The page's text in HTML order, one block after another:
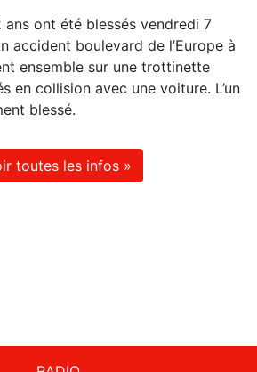
ans ont été blessés vendredi 7
accident boulevard de l’Europe à
ensemble sur une trottinette
en collision avec une voiture. L’un
blessé.
toutes les infos »